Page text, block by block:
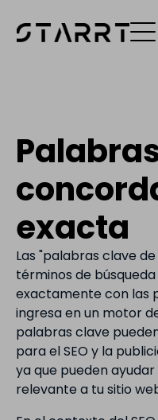
exacta
Las "palabras clave
términos de
exactamente con las
ingresa en un motor
palabras clave
para el SEO y la
ya que pueden
relevante a tu sitio